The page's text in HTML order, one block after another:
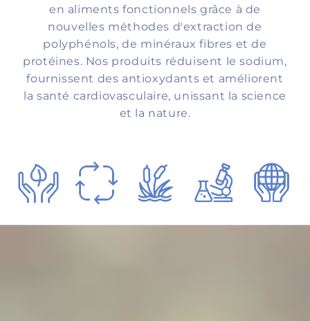
en aliments fonctionnels grâce à de
nouvelles méthodes d'extraction de
polyphénols, de minéraux fibres et de
protéines. Nos produits réduisent le sodium,
fournissent des antioxydants et améliorent
la santé cardiovasculaire, unissant la science
et la nature.